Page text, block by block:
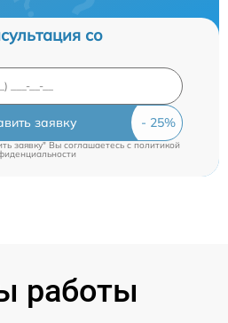
со
заявку
заявку" Вы соглашаетесь cполитикой
работы